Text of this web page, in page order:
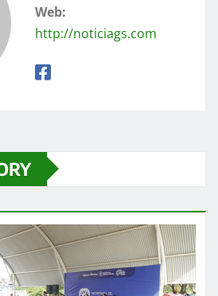
Web:
http://noticiags.com